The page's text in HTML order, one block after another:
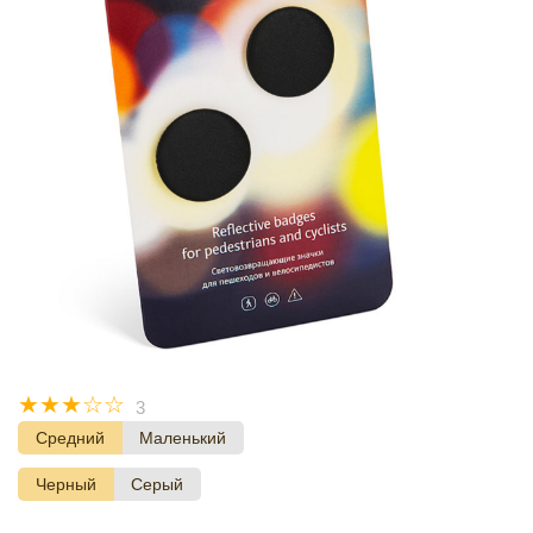
☆
☆
☆
☆
☆ 3
Средний Маленький
Черный Серый